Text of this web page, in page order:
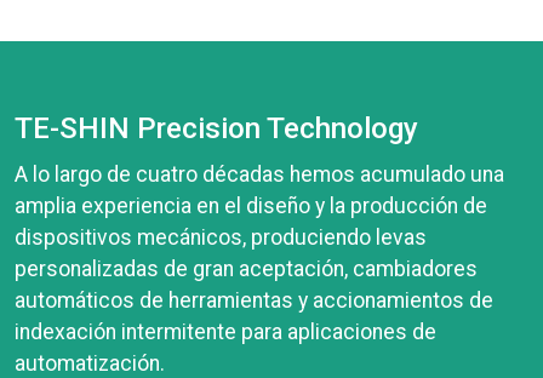
TE-SHIN Precision Technology
A lo largo de cuatro décadas hemos acumulado una
amplia experiencia en el diseño y la producción de
dispositivos mecánicos, produciendo levas
personalizadas de gran aceptación, cambiadores
automáticos de herramientas y accionamientos de
indexación intermitente para aplicaciones de
automatización.